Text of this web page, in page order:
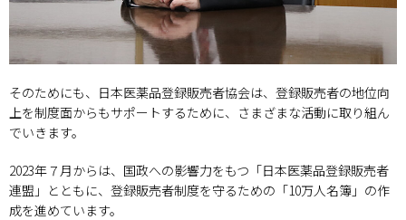
そのためにも、日本医薬品登録販売者協会は、登録販売者の地位向
上を制度面からもサポートするために、さまざまな活動に取り組ん
でいきます。
2023年７月からは、国政への影響力をもつ「日本医薬品登録販売者
連盟」とともに、登録販売者制度を守るための「10万人名簿」の作
成を進めています。